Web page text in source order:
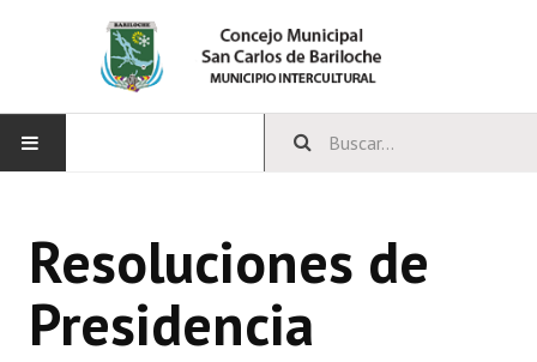
CONCEJO
Bloques Políticos
Resoluciones de
Presidencia